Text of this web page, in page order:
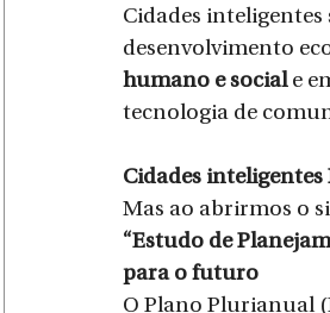
Cidades inteligentes
desenvolvimento
humano e social e
tecnologia de
Cidades inteligentes
Mas ao abrirmos o
“Estudo de
para o futuro
O Plano Plurianual